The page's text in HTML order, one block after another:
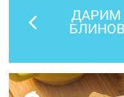
ДАРИМ